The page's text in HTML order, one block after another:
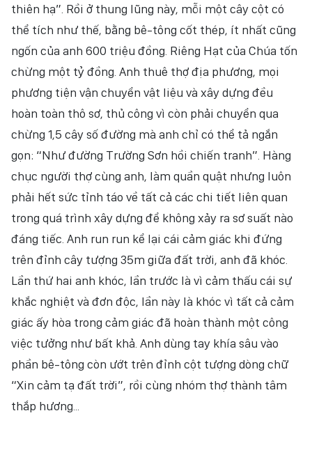
thiên hạ”. Rồi ở thung lũng này, mỗi một cây cột có
thể tích như thế, bằng bê-tông cốt thép, ít nhất cũng
ngốn của anh 600 triệu đồng. Riêng Hạt của Chúa tốn
chừng một tỷ đồng. Anh thuê thợ địa phương, mọi
phương tiện vận chuyển vật liệu và xây dựng đều
hoàn toàn thô sơ, thủ công vì còn phải chuyển qua
chừng 1,5 cây số đường mà anh chỉ có thể tả ngắn
gọn: “Như đường Trường Sơn hồi chiến tranh”. Hàng
chục người thợ cùng anh, làm quần quật nhưng luôn
phải hết sức tỉnh táo về tất cả các chi tiết liên quan
trong quá trình xây dựng để không xảy ra sơ suất nào
đáng tiếc. Anh run run kể lại cái cảm giác khi đứng
trên đỉnh cây tượng 35m giữa đất trời, anh đã khóc.
Lần thứ hai anh khóc, lần trước là vì cảm thấu cái sự
khắc nghiệt và đơn độc, lần này là khóc vì tất cả cảm
giác ấy hòa trong cảm giác đã hoàn thành một công
việc tưởng như bất khả. Anh dùng tay khía sâu vào
phần bê-tông còn ướt trên đỉnh cột tượng dòng chữ
“Xin cảm tạ đất trời”, rồi cùng nhóm thợ thành tâm
thắp hương...